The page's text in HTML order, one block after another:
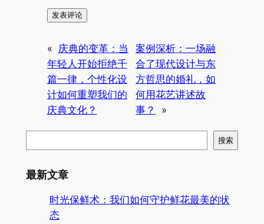
« 庆典的变革：当
年轻人开始拒绝千
篇一律，个性化设
计如何重塑我们的
庆典文化？
案例深析：一场融
合了现代设计与东
方哲思的婚礼，如
何用花艺讲述故
事？
»
索
搜索
最新文章
时光保鲜术：我们如何守护鲜花最美的状
态